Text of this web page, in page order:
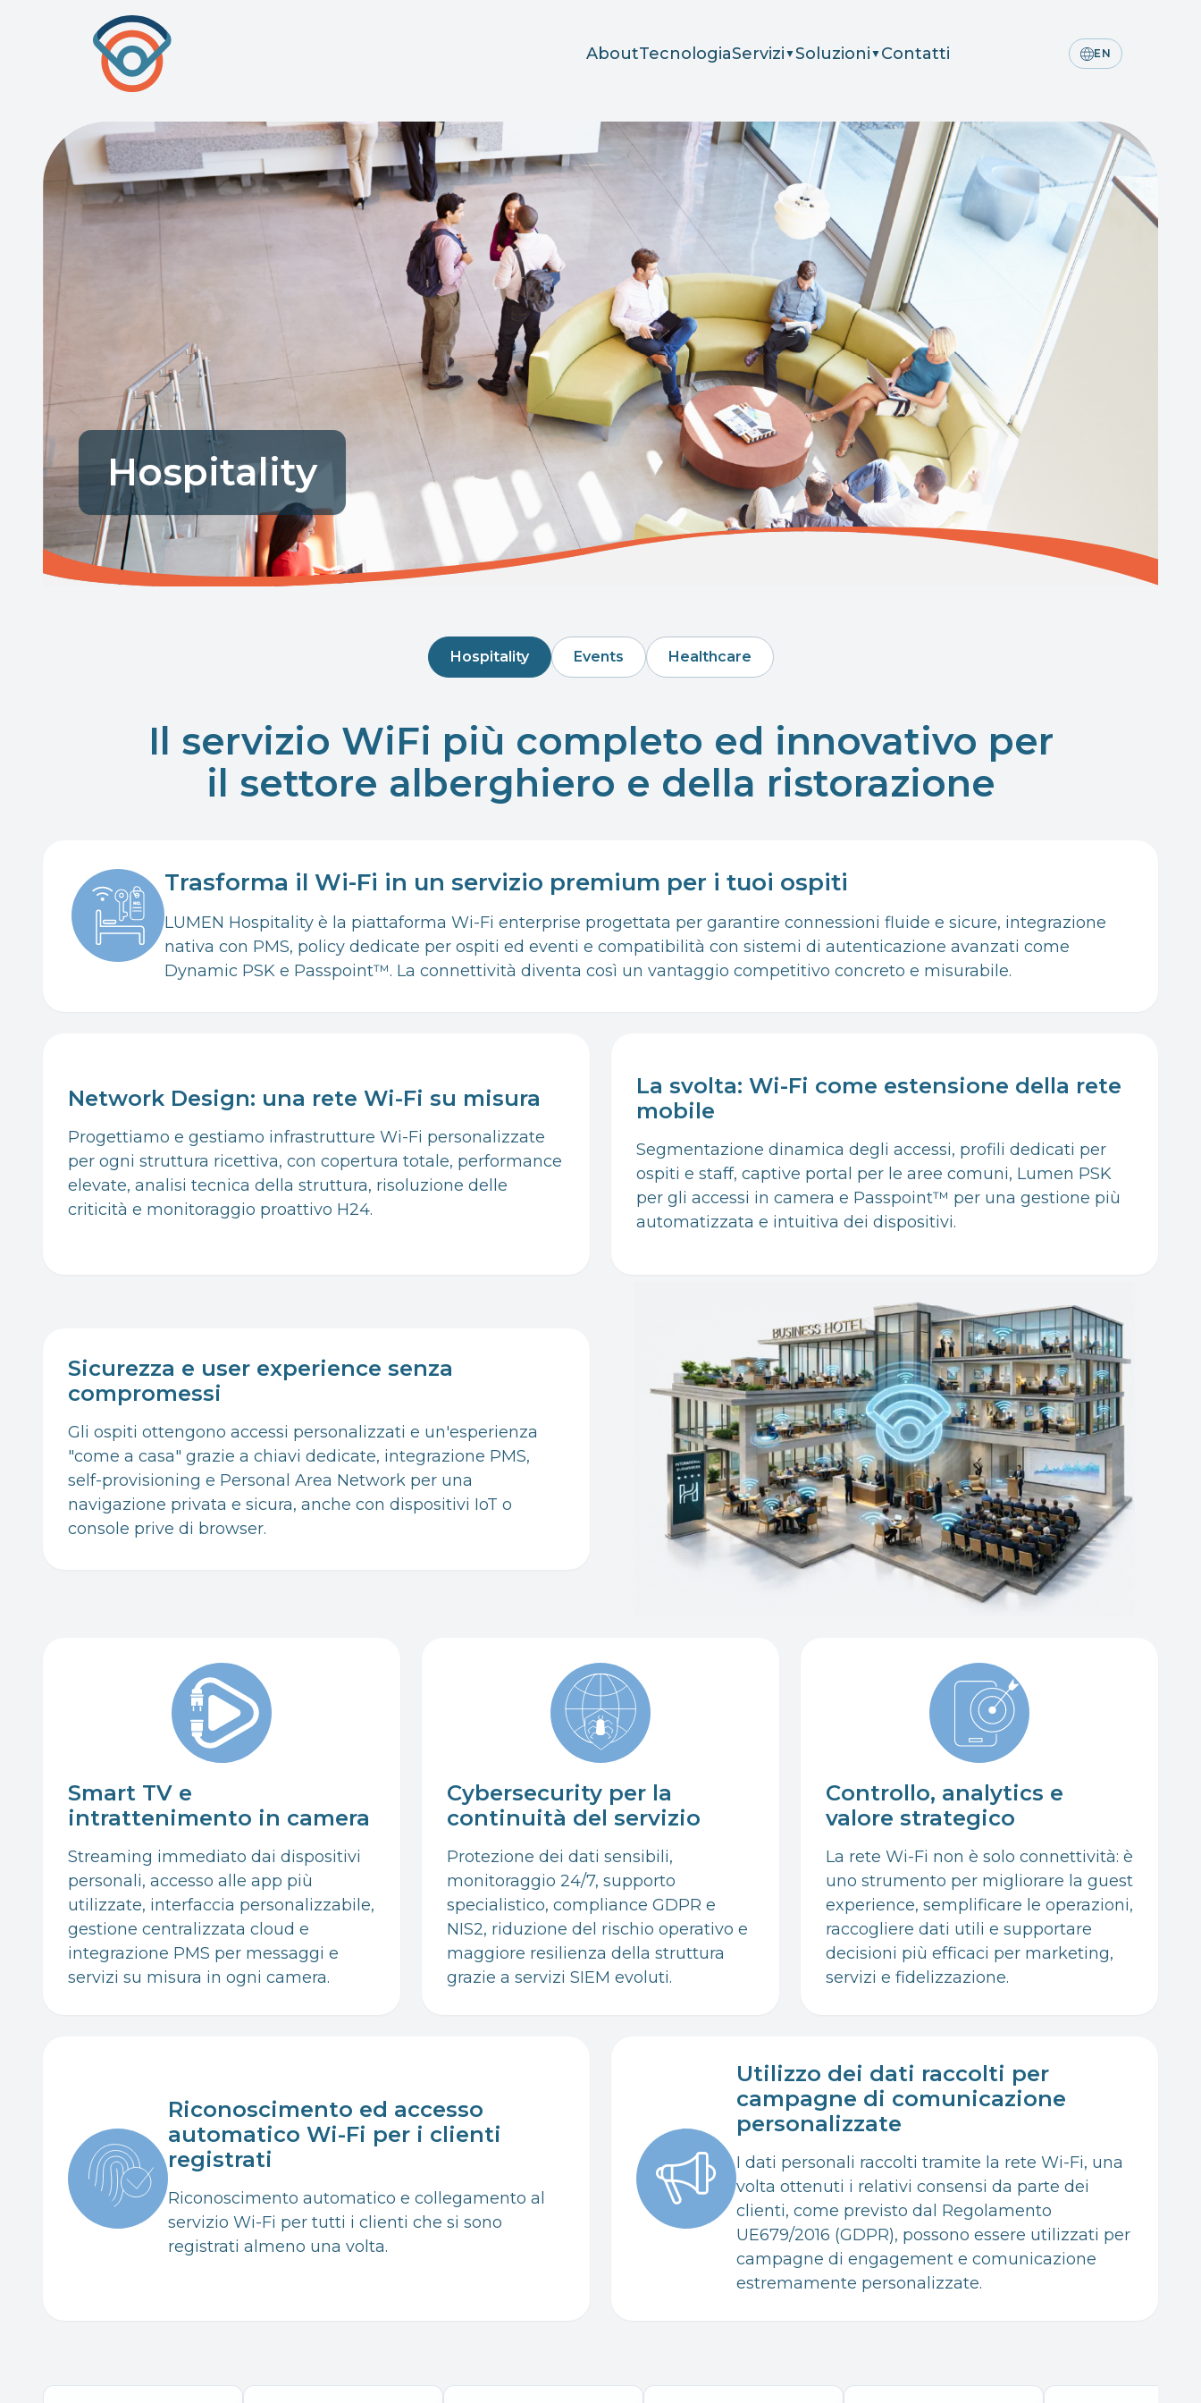
AboutTecnologiaServizi ▼Soluzioni ▼ Contatti EN
Hospitality
Hospitality Events Healthcare
Il servizio WiFi più completo ed innovativo per
il settore alberghiero e della ristorazione
Trasforma il Wi-Fi in un servizio premium per i tuoi ospiti
LUMEN Hospitality è la piattaforma Wi-Fi enterprise progettata per garantire connessioni fluide e sicure, integrazione
nativa con PMS, policy dedicate per ospiti ed eventi e compatibilità con sistemi di autenticazione avanzati come
Dynamic PSK e Passpoint™. La connettività diventa così un vantaggio competitivo concreto e misurabile.
Network Design: una rete Wi-Fi su misura
Progettiamo e gestiamo infrastrutture Wi-Fi personalizzate
per ogni struttura ricettiva, con copertura totale, performance
elevate, analisi tecnica della struttura, risoluzione delle
criticità e monitoraggio proattivo H24.
La svolta: Wi-Fi come estensione della rete
mobile
Segmentazione dinamica degli accessi, profili dedicati per
ospiti e staff, captive portal per le aree comuni, Lumen PSK
per gli accessi in camera e Passpoint™ per una gestione più
automatizzata e intuitiva dei dispositivi.
Sicurezza e user experience senza
compromessi
Gli ospiti ottengono accessi personalizzati e un'esperienza
"come a casa" grazie a chiavi dedicate, integrazione PMS,
self-provisioning e Personal Area Network per una
navigazione privata e sicura, anche con dispositivi IoT o
console prive di browser.
Smart TV e
intrattenimento in camera
Streaming immediato dai dispositivi
personali, accesso alle app più
utilizzate, interfaccia personalizzabile,
gestione centralizzata cloud e
integrazione PMS per messaggi e
servizi su misura in ogni camera.
Cybersecurity per la
continuità del servizio
Protezione dei dati sensibili,
monitoraggio 24/7, supporto
specialistico, compliance GDPR e
NIS2, riduzione del rischio operativo e
maggiore resilienza della struttura
grazie a servizi SIEM evoluti.
Controllo, analytics e
valore strategico
La rete Wi-Fi non è solo connettività: è
uno strumento per migliorare la guest
experience, semplificare le operazioni,
raccogliere dati utili e supportare
decisioni più efficaci per marketing,
servizi e fidelizzazione.
Riconoscimento ed accesso
automatico Wi-Fi per i clienti
registrati
Riconoscimento automatico e collegamento al
servizio Wi-Fi per tutti i clienti che si sono
registrati almeno una volta.
Utilizzo dei dati raccolti per
campagne di comunicazione
personalizzate
I dati personali raccolti tramite la rete Wi-Fi, una
volta ottenuti i relativi consensi da parte dei
clienti, come previsto dal Regolamento
UE679/2016 (GDPR), possono essere utilizzati per
campagne di engagement e comunicazione
estremamente personalizzate.